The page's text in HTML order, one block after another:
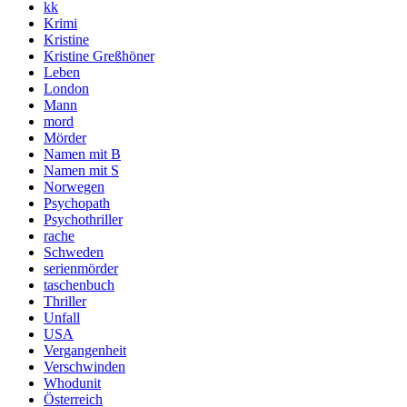
kk
Krimi
Kristine
Kristine Greßhöner
Leben
London
Mann
mord
Mörder
Namen mit B
Namen mit S
Norwegen
Psychopath
Psychothriller
rache
Schweden
serienmörder
taschenbuch
Thriller
Unfall
USA
Vergangenheit
Verschwinden
Whodunit
Österreich